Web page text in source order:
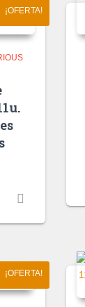
¡OFERTA!
¡OFERTA!